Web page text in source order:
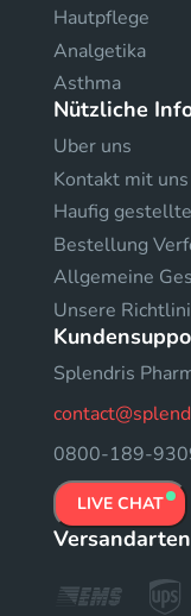
Hautpflege
Analgetika
Asthma
Nützliche
Uber uns
Kontakt mit uns
Haufig
Bestellung
Allgemeine
Unsere
Splendris
0800-189-
LIVE CHAT
Versandarten